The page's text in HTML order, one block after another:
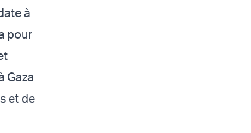
à
pour
Gaza
et de